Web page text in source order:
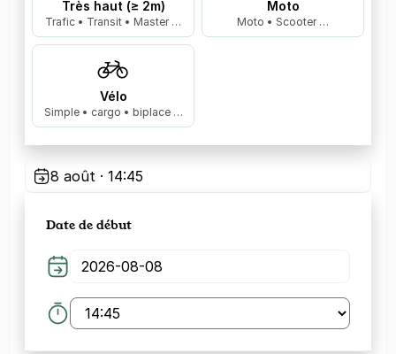
Très haut (≥ 2m)
Trafic • Transit • Master …
Moto
Moto • Scooter …
Vélo
Simple • cargo • biplace …
8 août · 14:45
Date de début